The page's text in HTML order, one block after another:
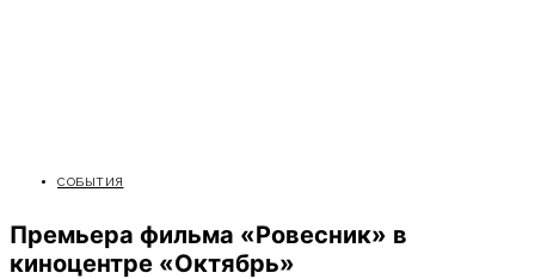
СОБЫТИЯ
Премьера фильма «Ровесник» в
киноцентре «Октябрь»